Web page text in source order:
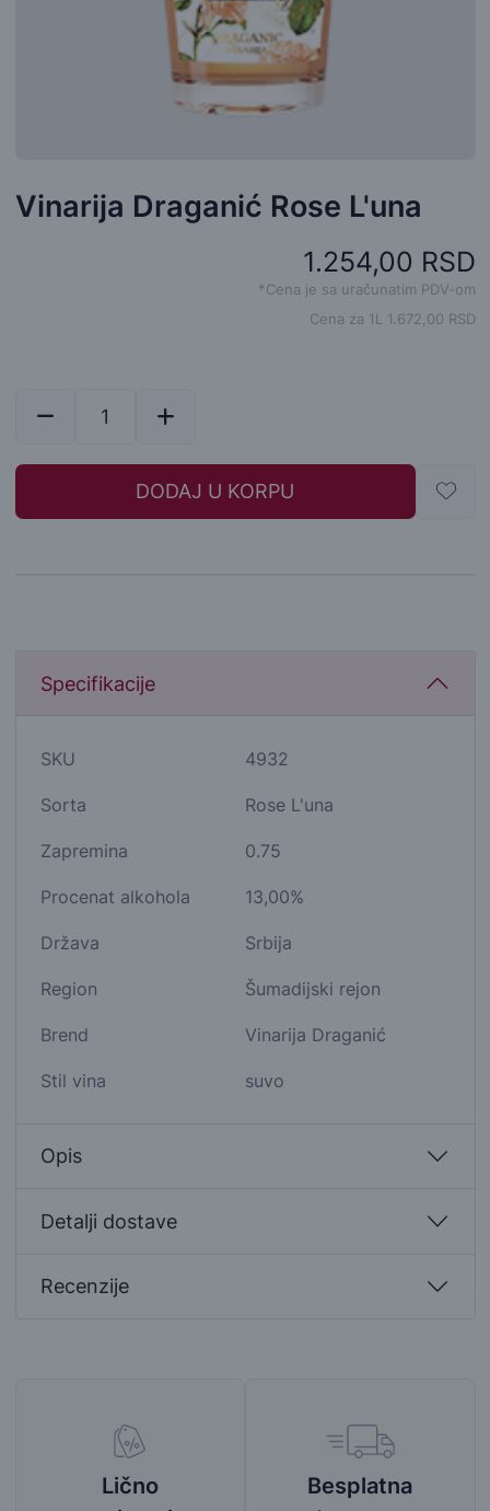
Vinarija Draganić Rose L'una
1.254,00 RSD
*Cena je sa uračunatim PDV-om
Cena za 1L 1.672,00 RSD
DODAJ U KORPU
Specifikacije
SKU 4932
Sorta Rose L'una
Zapremina 0.75
Procenat alkohola 13,00%
Država Srbija
Region Šumadijski rejon
Brend Vinarija Draganić
Stil vina suvo
Opis
Detalji dostave
Recenzije
Lično
Besplatna